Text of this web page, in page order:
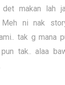
makan lah
Meh ni nak
tak g mana
tak.. alaa